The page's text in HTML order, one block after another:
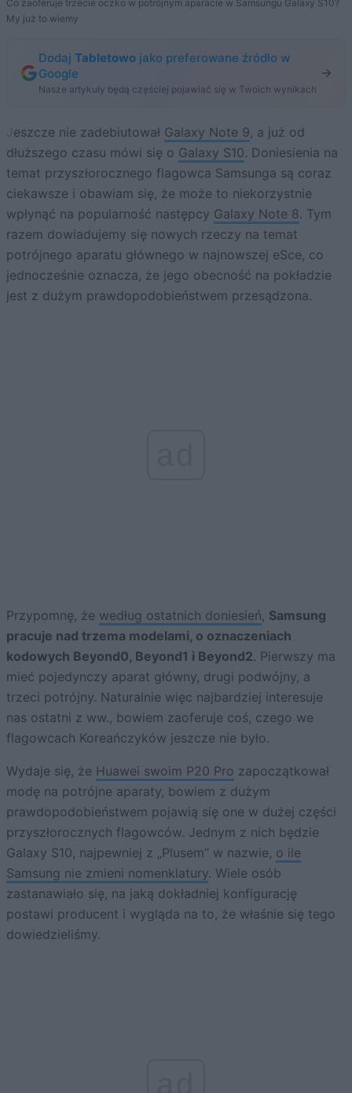
Co zaoferuje trzecie oczko w potrójnym aparacie w Samsungu Galaxy S10?
My już to wiemy
Dodaj Tabletowo jako preferowane źródło w
Google
Nasze artykuły będą częściej pojawiać się w Twoich wynikach
Jeszcze nie zadebiutował Galaxy Note 9, a już od
dłuższego czasu mówi się o Galaxy S10. Doniesienia na
temat przyszłorocznego flagowca Samsunga są coraz
ciekawsze i obawiam się, że może to niekorzystnie
wpłynąć na popularność następcy Galaxy Note 8. Tym
razem dowiadujemy się nowych rzeczy na temat
potrójnego aparatu głównego w najnowszej eSce, co
jednocześnie oznacza, że jego obecność na pokładzie
jest z dużym prawdopodobieństwem przesądzona.
Przypomnę, że według ostatnich doniesień, Samsung
pracuje nad trzema modelami, o oznaczeniach
kodowych Beyond0, Beyond1 i Beyond2. Pierwszy ma
mieć pojedynczy aparat główny, drugi podwójny, a
trzeci potrójny. Naturalnie więc najbardziej interesuje
nas ostatni z ww., bowiem zaoferuje coś, czego we
flagowcach Koreańczyków jeszcze nie było.
Wydaje się, że Huawei swoim P20 Pro zapoczątkował
modę na potrójne aparaty, bowiem z dużym
prawdopodobieństwem pojawią się one w dużej części
przyszłorocznych flagowców. Jednym z nich będzie
Galaxy S10, najpewniej z „Plusem” w nazwie, o ile
Samsung nie zmieni nomenklatury. Wiele osób
zastanawiało się, na jaką dokładniej konfigurację
postawi producent i wygląda na to, że właśnie się tego
dowiedzieliśmy.